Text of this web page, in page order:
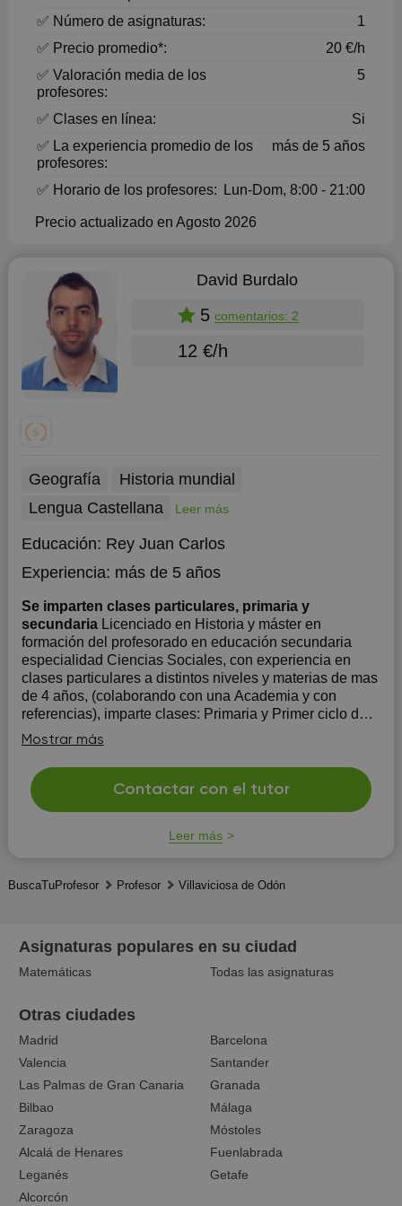
✅ Número de asignaturas:
1
✅ Precio promedio*:
20 €/h
✅ Valoración media de los
profesores:
5
✅ Clases en línea:
Si
✅ La experiencia promedio de los
profesores:
más de 5 años
✅ Horario de los profesores: Lun-Dom, 8:00 - 21:00
Precio actualizado en Agosto 2026
David Burdalo
5 comentarios: 2
12 €/h
Geografía
Historia mundial
Lengua Castellana
Leer más
Educación: Rey Juan Carlos
Experiencia: más de 5 años
Se imparten clases particulares, primaria y
secundaria Licenciado en Historia y máster en
formación del profesorado en educación secundaria
especialidad Ciencias Sociales, con experiencia en
clases particulares a distintos niveles y materias de mas
de 4 años, (colaborando con una Academia y con
referencias), imparte clases: Primaria y Primer ciclo de
E...
Mostrar más
Contactar con el tutor
Leer más
BuscaTuProfesor Profesor Villaviciosa de Odón
Asignaturas populares en su ciudad
Matemáticas Todas las asignaturas
Otras ciudades
Madrid
Barcelona
Valencia
Santander
Las Palmas de Gran Canaria
Granada
Bilbao
Málaga
Zaragoza
Móstoles
Alcalá de Henares
Fuenlabrada
Leganés
Getafe
Alcorcón